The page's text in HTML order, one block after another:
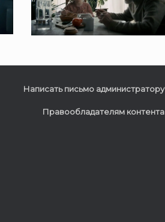
Написать письмо администратору
Правообладателям контента